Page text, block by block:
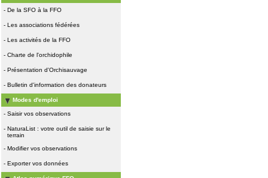
- De la SFO à la FFO
- Les associations fédérées
- Les activités de la FFO
- Charte de l'orchidophile
- Présentation d'Orchisauvage
- Bulletin d'information des donateurs
Modes d'emploi
- Saisir vos observations
- NaturaList : votre outil de saisie sur le
terrain
- Modifier vos observations
- Exporter vos données